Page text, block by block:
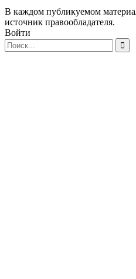
В каждом публикуемом
источник правообладателя.
Войти